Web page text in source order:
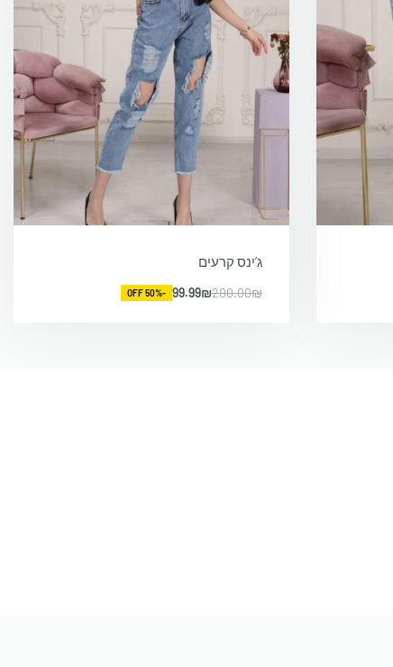
ג’ינס קרעים
200.00₪
99.99₪
-50% OFF